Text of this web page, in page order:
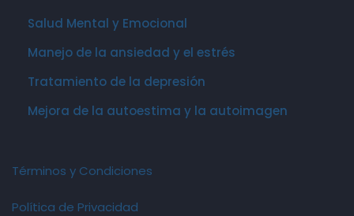
Salud Mental y Emocional
Manejo de la ansiedad y el estrés
Tratamiento de la depresión
Mejora de la autoestima y la autoimagen
Términos y Condiciones
Política de Privacidad